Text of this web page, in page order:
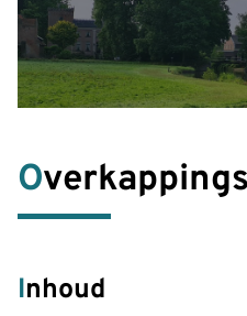
Inhoud